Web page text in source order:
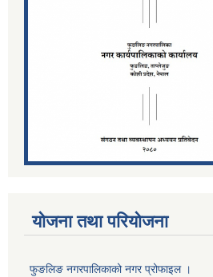
योजना तथा परियोजना
फुङलिङ नगरपालिकाको नगर प्रोफाइल ।